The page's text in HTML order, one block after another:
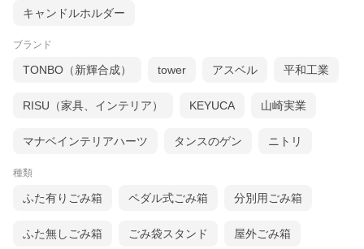
キャンドルホルダー
ブランド
TONBO（新輝合成） tower アスベル 平和工業
RISU（家具、インテリア） KEYUCA 山崎実業
マナベインテリアハーツ タンスのゲン ニトリ
種類
ふた有りごみ箱 ペダル式ごみ箱 分別用ごみ箱
ふた無しごみ箱 ごみ袋スタンド 屋外ごみ箱